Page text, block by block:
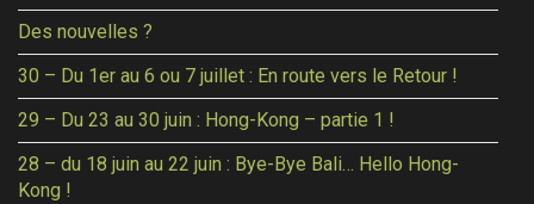
Des nouvelles ?
30 – Du 1er au 6 ou 7 juillet : En route vers le Retour !
29 – Du 23 au 30 juin : Hong-Kong – partie 1 !
28 – du 18 juin au 22 juin : Bye-Bye Bali… Hello Hong-
Kong !